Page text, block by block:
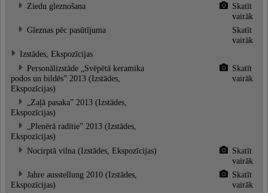
Ziedu gleznošana
Skatīt
vairāk
Gleznas pēc pasūtījuma
Skatīt
vairāk
Izstādes, Ekspozīcijas
Personālizstāde „Svēpētā keramika
podos un bildēs” 2013 (Izstādes,
Ekspozīcijas)
Skatīt
vairāk
„Zaļā pasaka” 2013 (Izstādes,
Ekspozīcijas)
„Plenērā radītie” 2013 (Izstādes,
Ekspozīcijas)
Nocirptā vilna (Izstādes, Ekspozīcijas)
Skatīt
vairāk
Jahre ausstellung 2010 (Izstādes,
Ekspozīcijas)
Skatīt
vairāk